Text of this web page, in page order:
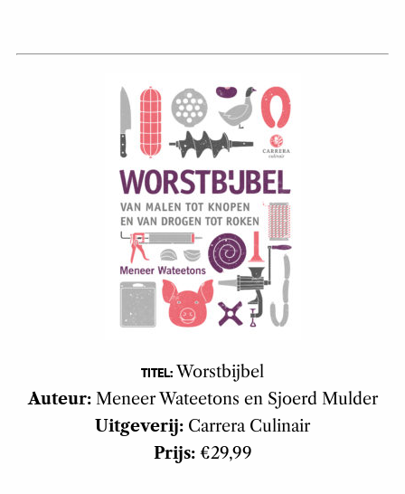
TITEL: Worstbijbel
Auteur: Meneer Wateetons en Sjoerd Mulder
Uitgeverij: Carrera Culinair
Prijs: €29,99